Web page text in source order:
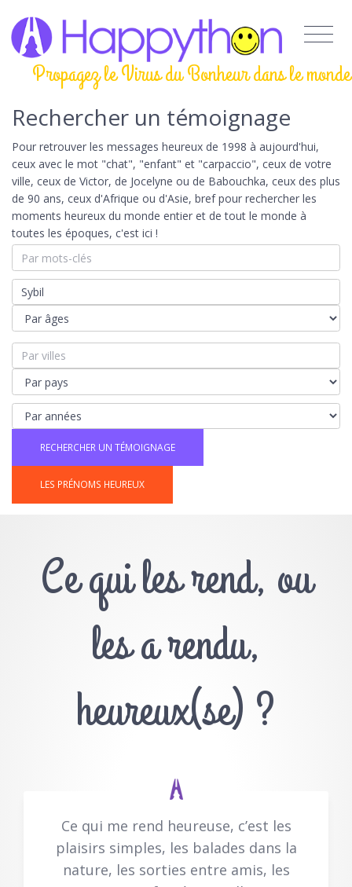
Propagez le Virus du Bonheur dans le monde
Rechercher un témoignage
Pour retrouver les messages heureux de 1998 à aujourd'hui,
ceux avec le mot "chat", "enfant" et "carpaccio", ceux de votre
ville, ceux de Victor, de Jocelyne ou de Babouchka, ceux des plus
de 90 ans, ceux d'Afrique ou d'Asie, bref pour rechercher les
moments heureux du monde entier et de tout le monde à
toutes les époques, c'est ici !
LES PRÉNOMS HEUREUX
Ce qui les rend, ou
les a rendu,
heureux(se) ?
Ce qui me rend heureuse, c’est les
plaisirs simples, les balades dans la
nature, les sorties entre amis, les